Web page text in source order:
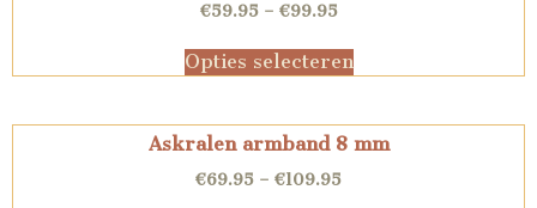
€59.95– €99.95
Opties selecteren
Askralen armband 8 mm
€69.95 – €109.95